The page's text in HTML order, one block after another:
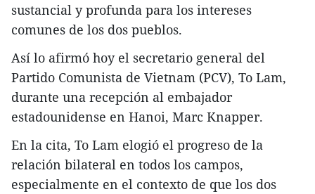
sustancial y profunda para los intereses
comunes de los dos pueblos.
Así lo afirmó hoy el secretario general del
Partido Comunista de Vietnam (PCV), To Lam,
durante una recepción al embajador
estadounidense en Hanoi, Marc Knapper.
En la cita, To Lam elogió el progreso de la
relación bilateral en todos los campos,
especialmente en el contexto de que los dos